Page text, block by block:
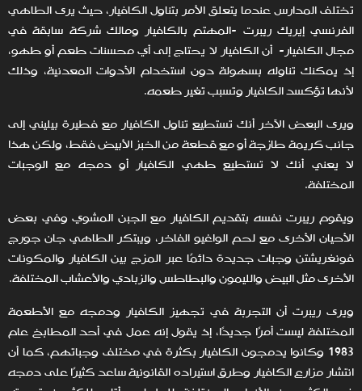
تختلف المدارس عندما يتعلق الأمر بتناول الكافيار، حيث يرى الطاهي
الفرنسي إيريك ريبرت -المهتم بالكافيار ومالك شركة سابقة في
مجال الكافيار- أن الكافيار لا يحتاج إلى أي محسنات طعم أو طهو،
إذ يمكنك تناوله بسهولة دون استخدام الأدوات المعدنية، وذلك
لأنها تؤكسد الكافيار وتسبب تغير طعمه.
ويرى البعض الآخر أنك تستطيع تناول الكافيار مع فطيرة بيليني إلى
جانب كريمة طازجة أو مع قطعة من الخبز الأبيض فقط، ولكن هذا
لا يعني أنك لا تستطيع طهي الكافيار أو دمجه مع الوجبات
المختلفة.
ويقوم ريبرت نفسه بتقديم الكافيار مع الجبن المشوي وفي بعض
الأحيان الأخرى مع لحم الواغيو الفاخر، ويبتكر الطاهي جان جورج
فونغريشتن وجبات جديدة دائمًا عبر المزج بين الكافيار والمكونات
الأخرى مثل البيض والليمون والبطاطس والزبادي والأعشاب المختلفة.
ويرى ريبرت أن التجربة في تجهيز الكافيار ودمجه مع الأطعمة
المختلفة ليست أمرًا جديدًا، إذ يقول إنه عمل في أحد المطابخ عام
1983 وكانوا يدمجون الكافيار بكثرة في مختلف وجباتهم، كما أن
انتشار مزارع الكافيار وطرق استيراده القانونية ساعد كثيرًا على دمجه